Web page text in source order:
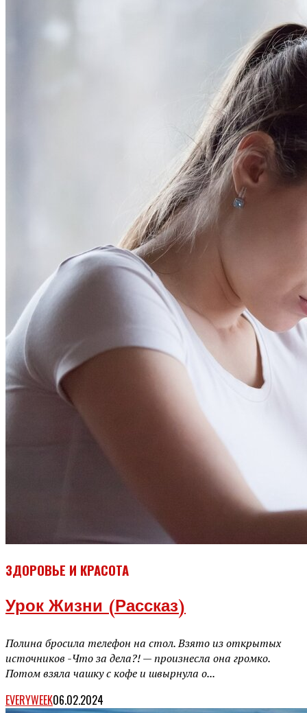
ЗДОРОВЬЕ И КРАСОТА
Урок Жизни (рассказ)
Полина бросила телефон на стол. Взято из открытых
источников -Что за дела?! — произнесла она громко.
Потом взяла чашку с кофе и швырнула о...
EVERYWEEK06.02.2024